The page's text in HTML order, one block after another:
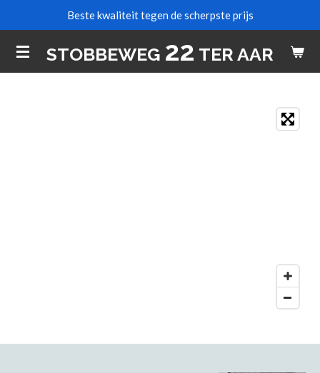
naar
de
STOBBEWEG 22 TER AAR
Beste kwaliteit tegen de scherpste prijs